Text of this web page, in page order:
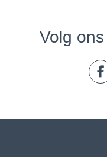
Volg